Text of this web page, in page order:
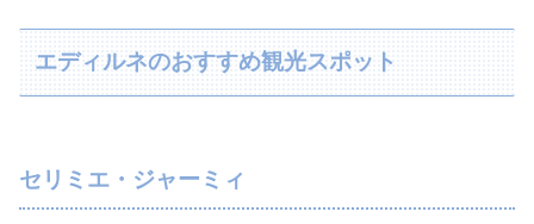
エディルネのおすすめ観光スポット
セリミエ・ジャーミィ